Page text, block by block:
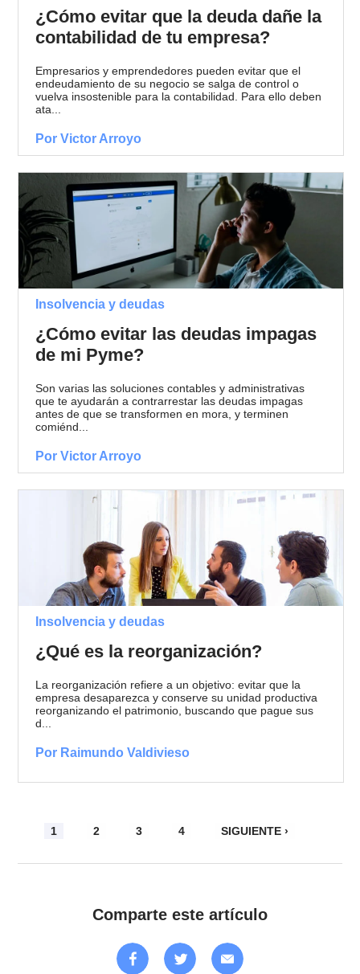
¿Cómo evitar que la deuda dañe la
contabilidad de tu empresa?
Empresarios y emprendedores pueden evitar que el
endeudamiento de su negocio se salga de control o
vuelva insostenible para la contabilidad. Para ello deben
ata...
Por Victor Arroyo
Insolvencia y deudas
¿Cómo evitar las deudas impagas
de mi Pyme?
Son varias las soluciones contables y administrativas
que te ayudarán a contrarrestar las deudas impagas
antes de que se transformen en mora, y terminen
comiénd...
Por Victor Arroyo
Insolvencia y deudas
¿Qué es la reorganización?
La reorganización refiere a un objetivo: evitar que la
empresa desaparezca y conserve su unidad productiva
reorganizando el patrimonio, buscando que pague sus
d...
Por Raimundo Valdivieso
1 2 3 4 SIGUIENTE ›
Comparte este artículo